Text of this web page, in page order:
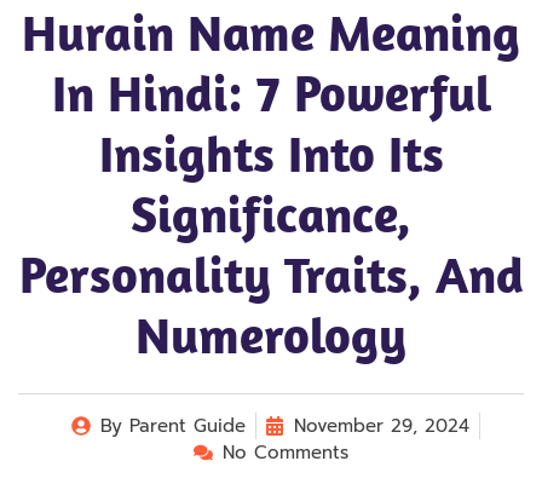
Hurain Name Meaning
In Hindi: 7 Powerful
Insights Into Its
Significance,
Personality Traits, And
Numerology
By Parent Guide
November 29, 2024
No Comments